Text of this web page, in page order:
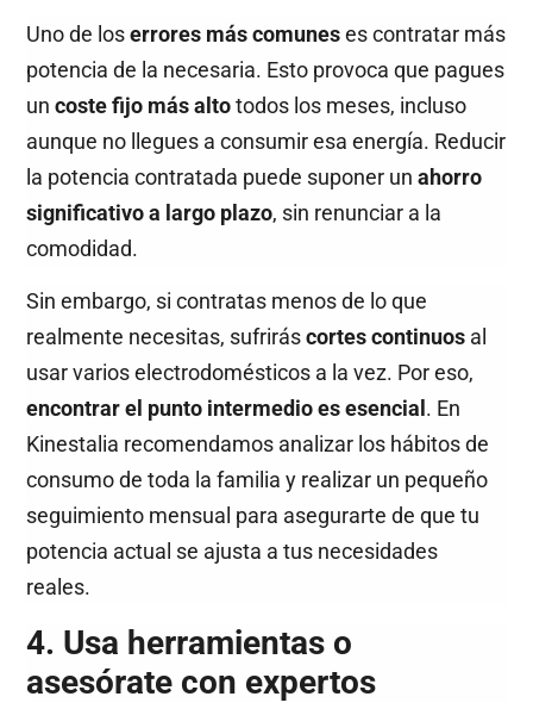
Uno de loserrores más comuneses contratar más
potencia de la necesaria. Esto provoca que pagues
uncoste fijo más altotodos los meses, incluso
aunque no llegues a consumir esa energía. Reducir
la potencia contratada puede suponer unahorro
significativo a largo plazo, sin renunciar a la
comodidad.
Sin embargo, si contratas menos de lo que
realmente necesitas, sufriráscortes continuos al
usar varios electrodomésticos a la vez. Por eso,
encontrar el punto intermedio es esencial . En
Kinestalia recomendamos analizar los hábitos de
consumo de toda la familia y realizar un pequeño
seguimiento mensual para asegurarte de que tu
potencia actual se ajusta a tus necesidades
reales.
4. Usa herramientas o
asesórate con expertos